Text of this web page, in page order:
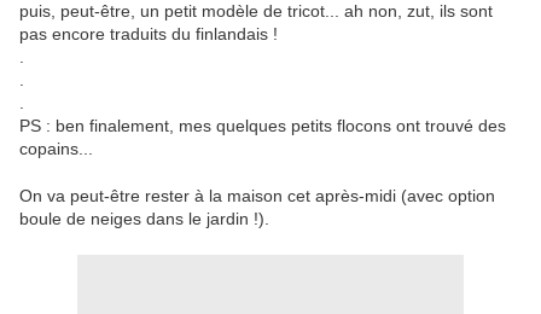
puis, peut-être, un petit modèle de tricot... ah non, zut, ils sont
pas encore traduits du finlandais !
PS : ben finalement, mes quelques petits flocons ont trouvé des
copains...
On va peut-être rester à la maison cet après-midi (avec option
boule de neiges dans le jardin !).